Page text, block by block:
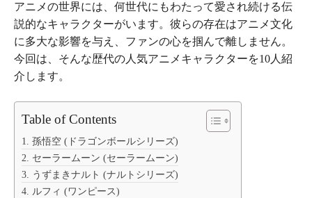
アニメの世界には、何世代にもわたって愛され続ける伝
説的なキャラクターがいます。彼らの存在はアニメ文化
に多大な影響を与え、ファンの心を掴んで離しません。
今回は、そんな歴代の人気アニメキャラクターを10人紹
介します。
Table of Contents
1. 孫悟空 (ドラゴンボールシリーズ)
2. セーラームーン (セーラームーン)
3. うずまきナルト (ナルトシリーズ)
4. ルフィ (ワンピース)